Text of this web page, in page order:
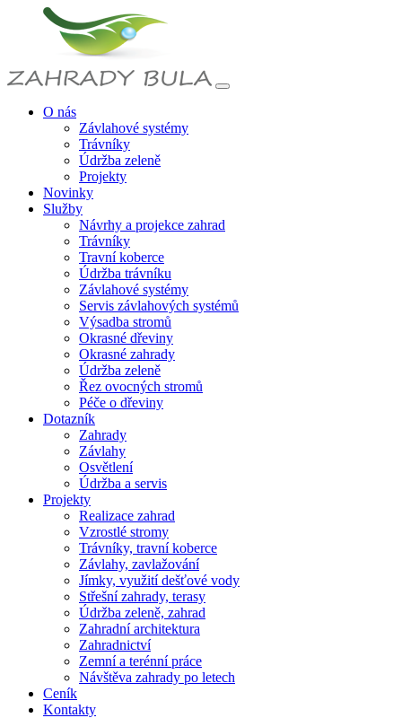
O nás
Závlahové systémy
Trávníky
Údržba zeleně
Projekty
Novinky
Služby
Návrhy a projekce zahrad
Trávníky
Travní koberce
Údržba trávníku
Závlahové systémy
Servis závlahových systémů
Výsadba stromů
Okrasné dřeviny
Okrasné zahrady
Údržba zeleně
Řez ovocných stromů
Péče o dřeviny
Dotazník
Zahrady
Závlahy
Osvětlení
Údržba a servis
Projekty
Realizace zahrad
Vzrostlé stromy
Trávníky, travní koberce
Závlahy, zavlažování
Jímky, využití dešťové vody
Střešní zahrady, terasy
Údržba zeleně, zahrad
Zahradní architektura
Zahradnictví
Zemní a terénní práce
Návštěva zahrady po letech
Ceník
Kontakty